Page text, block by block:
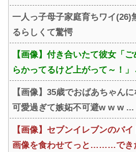
一人っ子母子家庭育ちワイ(26)
るらしくて驚愕
【画像】付き合いたて彼女「
らかってるけど上がって～！
【画像】35歳でおばあちゃん
可愛過ぎて嫉妬不可避w w w ...
【画像】セブンイレブンのバ
画像を食わせてっと………でき